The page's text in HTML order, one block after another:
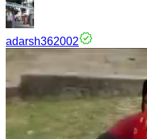
adarsh362002